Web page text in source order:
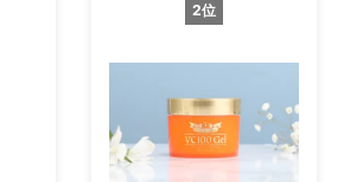
2位